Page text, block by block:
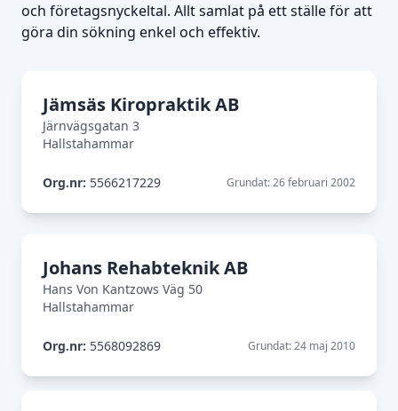
och företagsnyckeltal. Allt samlat på ett ställe för att
göra din sökning enkel och effektiv.
Jämsäs Kiropraktik AB
Järnvägsgatan 3
Hallstahammar
Org.nr: 5566217229 Grundat: 26 februari 2002
Johans Rehabteknik AB
Hans Von Kantzows Väg 50
Hallstahammar
Org.nr: 5568092869 Grundat: 24 maj 2010